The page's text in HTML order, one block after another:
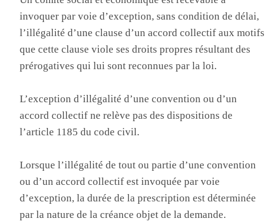
invoquer par voie d’exception, sans condition de délai,
l’illégalité d’une clause d’un accord collectif aux motifs
que cette clause viole ses droits propres résultant des
prérogatives qui lui sont reconnues par la loi.
L’exception d’illégalité d’une convention ou d’un
accord collectif ne relève pas des dispositions de
l’article 1185 du code civil.
Lorsque l’illégalité de tout ou partie d’une convention
ou d’un accord collectif est invoquée par voie
d’exception, la durée de la prescription est déterminée
par la nature de la créance objet de la demande.